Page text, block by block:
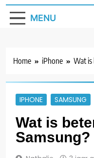
MENU
Home iPhone Wat is
IPHONE SAMSUNG
Wat is
Samsung?